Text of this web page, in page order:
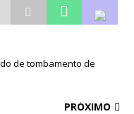
de tombamento de
PRÓXIMO